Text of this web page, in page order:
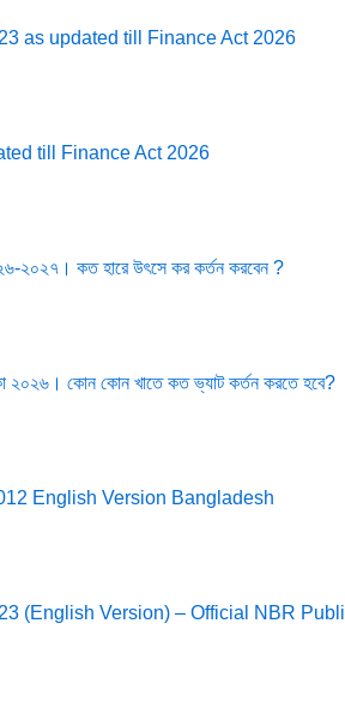
as updated till Finance Act 2026
till Finance Act 2026
২০২৭। কত হারে উৎসে কর কর্তন করবেন ?
২০২৬। কোন কোন খাতে কত ভ্যাট কর্তন করতে হবে?
English Version Bangladesh
(English Version) – Official NBR